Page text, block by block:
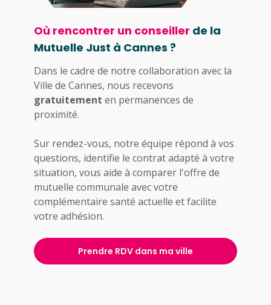
Où rencontrer un conseiller de la
Mutuelle Just à Cannes ?
Dans le cadre de notre collaboration avec la
Ville de Cannes, nous recevons
gratuitement en permanences de
proximité.
Sur rendez-vous, notre équipe répond à vos
questions, identifie le contrat adapté à votre
situation, vous aide à comparer l'offre de
mutuelle communale avec votre
complémentaire santé actuelle et facilite
votre adhésion.
Prendre RDV dans ma ville